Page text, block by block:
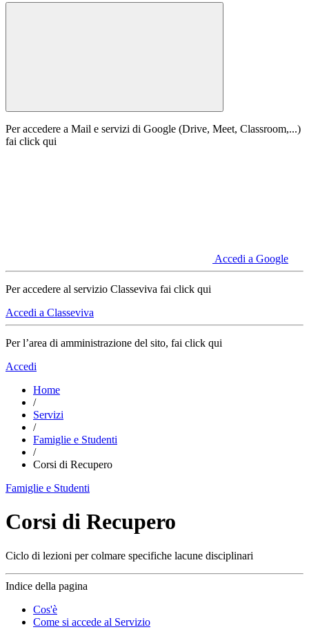
Per accedere a Mail e servizi di Google (Drive, Meet, Classroom,...)
fai click qui
Accedi a Google
Per accedere al servizio Classeviva fai click qui
Accedi a Classeviva
Per l’area di amministrazione del sito, fai click qui
Accedi
Home
/
Servizi
/
Famiglie e Studenti
/
Corsi di Recupero
Famiglie e Studenti
Corsi di Recupero
Ciclo di lezioni per colmare specifiche lacune disciplinari
Indice della pagina
Cos'è
Come si accede al Servizio